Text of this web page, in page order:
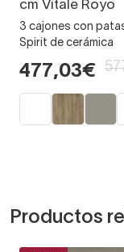
cm Vitale Royo
3 cajones con
Spirit de cerámica
477,03€
Productos